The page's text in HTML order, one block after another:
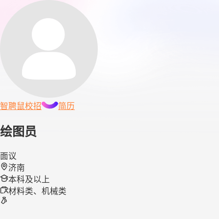
智聘鼠校招 简历
绘图员
面议
济南
本科及以上
材料类、机械类